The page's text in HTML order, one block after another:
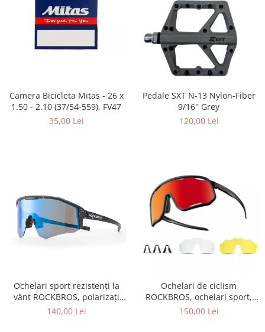
Saboti de frana
Schimbatoare viteze
Camera Bicicleta Mitas - 26 x
1.50 - 2.10 (37/54-559), FV47
35,00 Lei
Pedale SXT N-13 Nylon-Fiber
9/16'' Grey
120,00 Lei
Ochelari sport rezistenți la
vânt ROCKBROS, polarizați
pentru ciclism, ochelari de
140,00 Lei
Ochelari de ciclism
ROCKBROS, ochelari sport,
ramă fotocromatică TR
150,00 Lei